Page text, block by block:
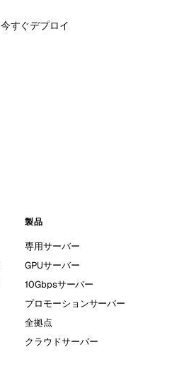
今すぐデプロイ
製品
専用サーバー
GPUサーバー
10Gbpsサーバー
プロモーションサーバー
全拠点
クラウドサーバー